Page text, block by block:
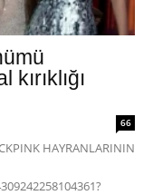
66
HAYRANLARININ